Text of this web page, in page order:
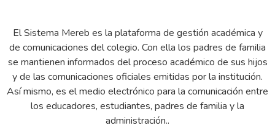
El Sistema Mereb es la plataforma de gestión académica y
de comunicaciones del colegio. Con ella los padres de familia
se mantienen informados del proceso académico de sus hijos
y de las comunicaciones oficiales emitidas por la institución.
Así mismo, es el medio electrónico para la comunicación entre
los educadores, estudiantes, padres de familia y la
administración..